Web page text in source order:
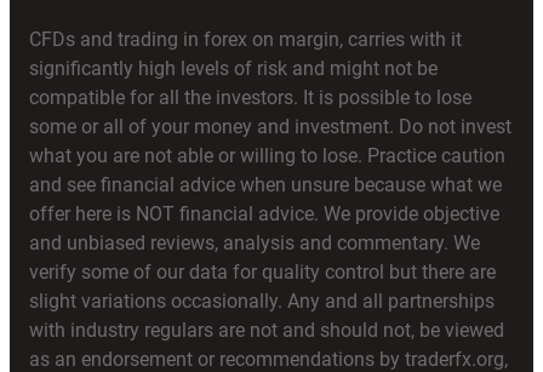
CFDs and trading in forex on margin, carries with it
significantly high levels of risk and might not be
compatible for all the investors. It is possible to lose
some or all of your money and investment. Do not invest
what you are not able or willing to lose. Practice caution
and see financial advice when unsure because what we
offer here is NOT financial advice. We provide objective
and unbiased reviews, analysis and commentary. We
verify some of our data for quality control but there are
slight variations occasionally. Any and all partnerships
with industry regulars are not and should not, be viewed
as an endorsement or recommendations by traderfx.org,